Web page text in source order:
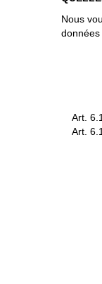
Nous
Art.
Art.